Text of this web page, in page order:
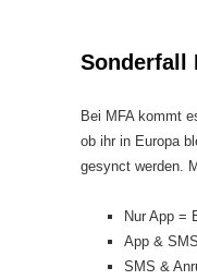
Sonderfall
Bei MFA kommt
ob ihr in Europa
gesynct werden.
Nur App =
App &
SMS &